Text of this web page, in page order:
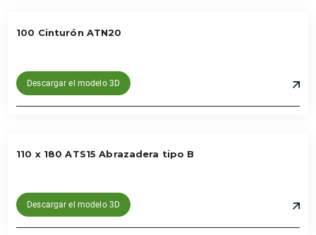
100 Cinturón ATN20
Descargar el modelo 3D
110 x 180 ATS15 Abrazadera tipo B
Descargar el modelo 3D